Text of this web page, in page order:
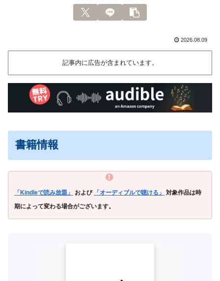
2026.08.09
記事内に広告が含まれています。
書籍情報
「Kindleで読み放題」 および 「オーディブルで聴ける」
対象作品は時
期によって変わる場合がございます。